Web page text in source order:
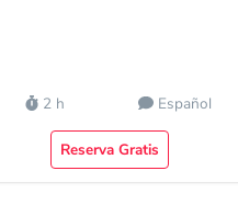
2 h Español
Reserva Gratis